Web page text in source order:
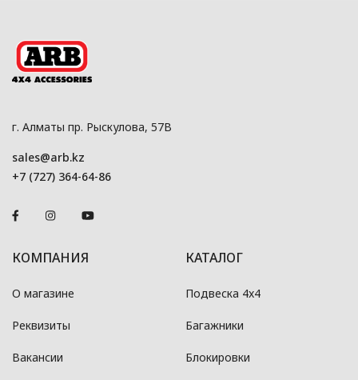
г. Алматы пр. Рыскулова, 57В
sales@arb.kz
+7 (727) 364-64-86
КОМПАНИЯ
О магазине
Реквизиты
Вакансии
КАТАЛОГ
Подвеска 4x4
Багажники
Блокировки